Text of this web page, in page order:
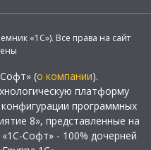
«1С»). Все права на сайт
(о компании).
платформу
программных
8», представленные на
Софт» - 100% дочерней